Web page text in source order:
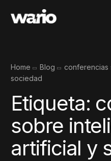
Home Blog
conferencias
sociedad
Etiqueta:
sobre
artificial y